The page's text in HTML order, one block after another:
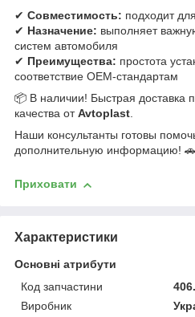
✔ Совместимость: подходит
✔ Назначение: выполняет
систем автомобиля
✔ Преимущества: простота
соответствие OEM-стандартам
📦 В наличии! Быстрая доставка
качества отAvtoplast.
Наши консультанты готовы
дополнительную информацию!
Приховати
Характеристики
Основні атрибути
Код запчастини
Виробник